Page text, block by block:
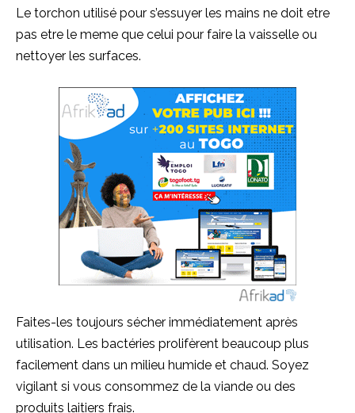
Le torchon utilisé pour s’essuyer les mains ne doit etre
pas etre le meme que celui pour faire la vaisselle ou
nettoyer les surfaces.
Faites-les toujours sécher immédiatement après
utilisation. Les bactéries prolifèrent beaucoup plus
facilement dans un milieu humide et chaud. Soyez
vigilant si vous consommez de la viande ou des
produits laitiers frais.